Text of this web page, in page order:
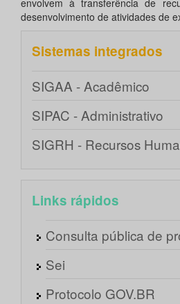
envolvem à transferência de
desenvolvimento de atividades de
Sistemas integrados
SIGAA - Acadêmico
SIPAC - Administrativo
SIGRH - Recursos
Links rápidos
Consulta pública de
Sei
Protocolo GOV.BR